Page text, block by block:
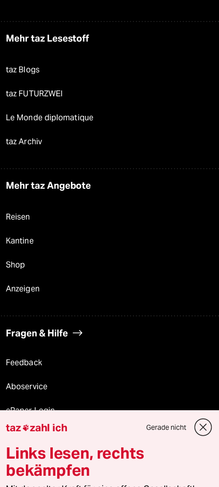
Mehr taz Lesestoff
taz Blogs
taz FUTURZWEI
Le Monde diplomatique
taz Archiv
Mehr taz Angebote
Reisen
Kantine
Shop
Anzeigen
Fragen & Hilfe
Feedback
Aboservice
ePaper Login
Downloads für Abonnierende
© 2026 taz Verlags und Vertriebs GmbH
taz zahl ich Gerade nicht
Links lesen, rechts
bekämpfen